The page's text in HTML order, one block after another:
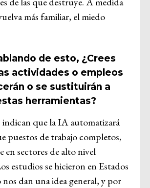
más familiar, el miedo
de esto, ¿Crees
actividades o empleos
o se sustituirán a
herramientas?
que la IA automatizará
puestos de trabajo completos,
en sectores de alto nivel
estudios se hicieron en Estados
dan una idea general, y por